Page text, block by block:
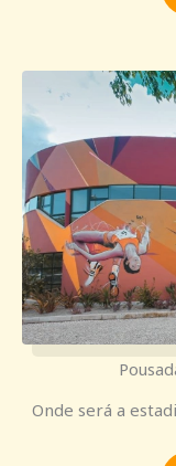
Onde será a